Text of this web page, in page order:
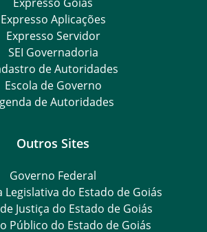
Expresso Aplicações
Expresso Servidor
SEI Governadoria
de Autoridades
Escola de Governo
de Autoridades
Outros Sites
Governo Federal
Legislativa do Estado de Goiás
Justiça do Estado de Goiás
Público do Estado de Goiás